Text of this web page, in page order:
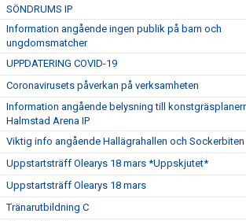
SÖNDRUMS IP
Information angående ingen publik på barn och
ungdomsmatcher
UPPDATERING COVID-19
Coronavirusets påverkan på verksamheten
Information angående belysning till
Halmstad Arena IP
Viktig info angående Hallägrahallen och Sockerbiten
Uppstartsträff Olearys 18 mars *Uppskjutet*
Uppstartsträff Olearys 18 mars
Tränarutbildning C